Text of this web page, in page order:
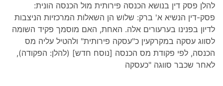
להלן פסק דין בנושא הכנסה פירותית מול הכנסה הונית:
פסק-דין הנשיא א' ברק: שלוש הן השאלות המרכזיות הניצבות
לדיון בפנינו בערעורים אלה. האחת, האם מוסמך פקיד השומה
לסווג עסקה במקרקעין כ"עסקה פירותית" ולהטיל עליה מס
הכנסה, לפי פקודת מס הכנסה [נוסח חדש] (להלן: הפקודה),
לאחר שכבר סווגה "כעסקה